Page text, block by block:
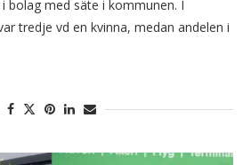
bolag med säte i kommunen. I
tredje vd en kvinna, medan andelen i